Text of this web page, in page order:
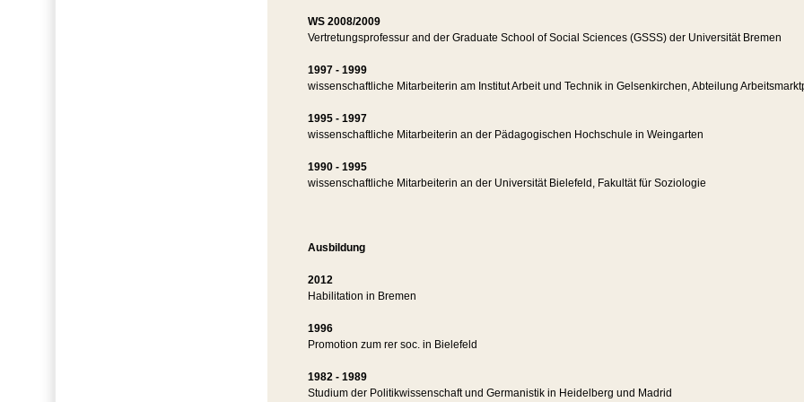
WS 2008/2009
Vertretungsprofessur and der Graduate School of Social Sciences (GSSS) der Universität Bremen
1997 - 1999
wissenschaftliche Mitarbeiterin am Institut Arbeit und Technik in Gelsenkirchen, Abteilung
1995 - 1997
wissenschaftliche Mitarbeiterin an der Pädagogischen Hochschule in Weingarten
1990 - 1995
wissenschaftliche Mitarbeiterin an der Universität Bielefeld, Fakultät für Soziologie
Ausbildung
2012
Habilitation in Bremen
1996
Promotion zum rer soc. in Bielefeld
1982 - 1989
Studium der Politikwissenschaft und Germanistik in Heidelberg und Madrid